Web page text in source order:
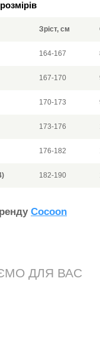
Зріст, см
164-167
167-170
170-173
173-176
176-182
182-190
Cocoon
ДЛЯ ВАС